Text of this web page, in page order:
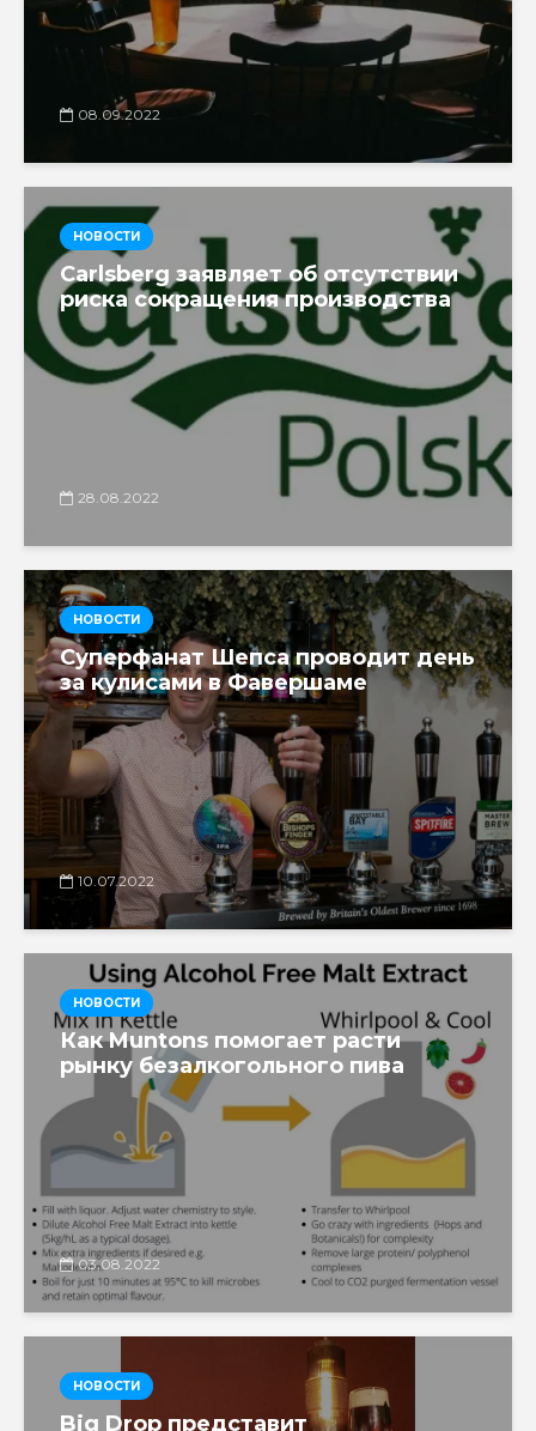
08.09.2022
НОВОСТИ
Carlsberg заявляет об отсутствии
риска сокращения производства
28.08.2022
НОВОСТИ
Суперфанат Шепса проводит день
за кулисами в Фавершаме
10.07.2022
НОВОСТИ
Как Muntons помогает расти
рынку безалкогольного пива
03.08.2022
НОВОСТИ
Big Drop представит